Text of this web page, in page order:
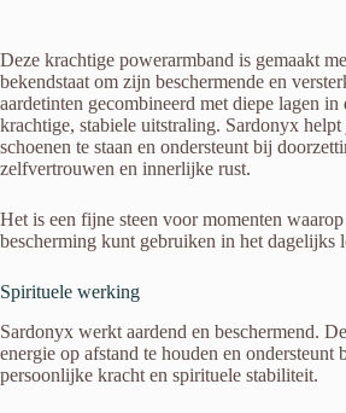
Deze krachtige powerarmband is gemaakt
bekendstaat om zijn beschermende en
aardetinten gecombineerd met diepe lagen in
krachtige, stabiele uitstraling. Sardonyx
schoenen te staan en ondersteunt bij
zelfvertrouwen en innerlijke rust.
Het is een fijne steen voor momenten
bescherming kunt gebruiken in het dagelijks
Spirituele werking
Sardonyx werkt aardend en beschermend.
energie op afstand te houden en ondersteunt
persoonlijke kracht en spirituele stabiliteit.